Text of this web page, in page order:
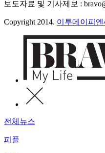
보도자료 및 기사제보 :
Copyright 2014. 이투데이피엔
전체뉴스
피플